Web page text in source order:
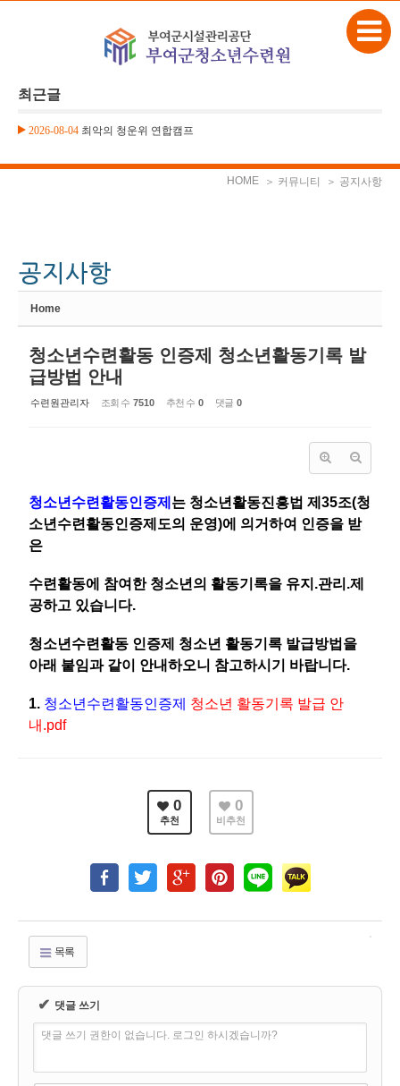
최근글
2026-08-04 최악의 청운위 연합캠프
HOME ＞ 커뮤니티 ＞ 공지사항
Home
청소년수련활동 인증제 청소년활동기록 발
급방법 안내
수련원관리자 조회 수 7510 추천 수 0 댓글 0
청소년수련활동인증제 는 청소년활동진흥법 제35조(청
소년수련활동인증제도의 운영)에 의거하여 인증을 받
은
수련활동에 참여한 청소년의 활동기록을 유지.관리.제
공하고 있습니다.
청소년수련활동 인증제 청소년 활동기록 발급방법을
아래 붙임과 같이 안내하오니 참고하시기 바랍니다.
1. 청소년수련활동인증제 청소년 활동기록 발급 안
내.pdf
0
추천
0
비추천
목록
✔ 댓글 쓰기
댓글 쓰기 권한이 없습니다. 로그인 하시겠습니까?
Sketchbook5, 스케치북5
Sketchbook5, 스케치북5